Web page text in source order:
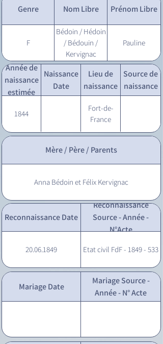
Genre Nom Libre Prénom Libre
F
Bédoin / Hédoin
/ Bédouin /
Kervignac
Pauline
Année de
naissance
estimée
Naissance
Date
Lieu de
naissance
Source de
naissance
1844
Fort-de-
France
Mère / Père / Parents
Anna Bédoin et Félix Kervignac
Reconnaissance Date
Reconnaissance
Source - Année -
N°Acte
20.06.1849 Etat civil FdF - 1849 - 533
Mariage Date
Mariage Source -
Année - N° Acte